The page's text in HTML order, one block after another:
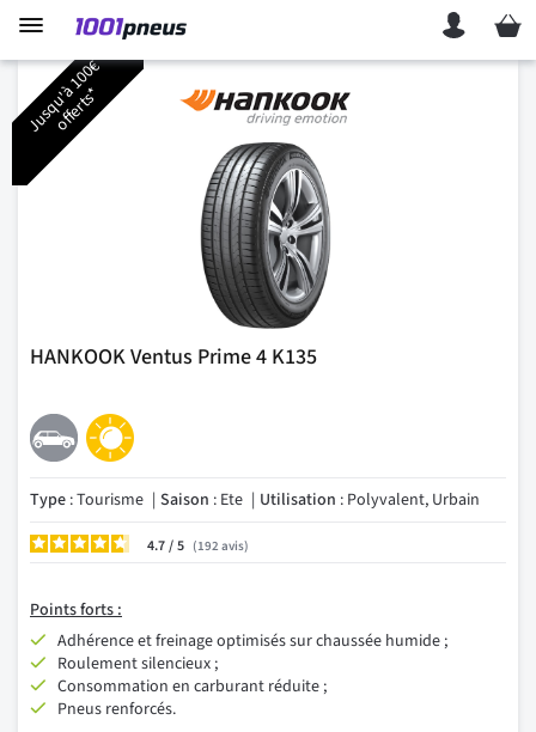
Mon
J
u
s
q
u
'
à
1
0
0
€
o
f
f
e
r
t
s
*
HANKOOK Ventus Prime 4 K135
Type : Tourisme Saison : Ete Utilisation : Polyvalent, Urbain
4.7/ 192 avis
Points forts :
Adhérence et freinage optimisés sur chaussée humide ;
Roulement silencieux ;
Consommation en carburant réduite ;
Pneus renforcés.